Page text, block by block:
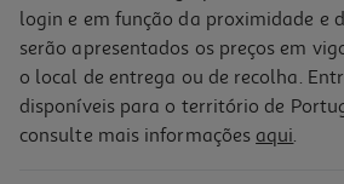
login e em função da proximidade e
serão apresentados os preços em
o local de entrega ou de recolha.
disponíveis para o território de
consulte mais informações aqui.